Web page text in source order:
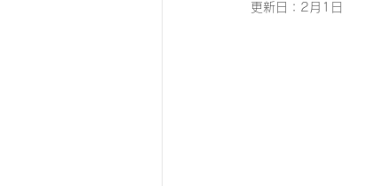
更新日： 2月1日